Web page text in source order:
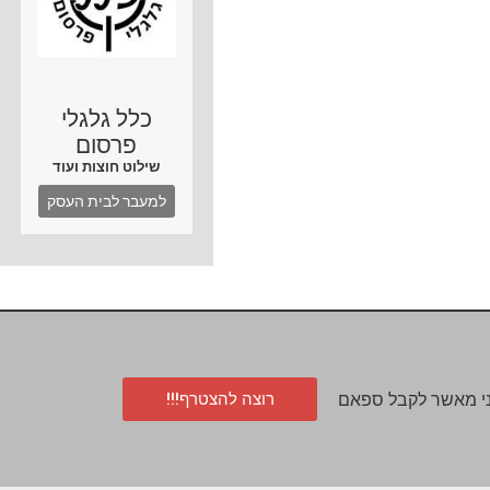
כלל גלגלי
פרסום
שילוט חוצות ועוד
למעבר לבית העסק
מאשר לקבל ספאם רוצה להצטרף!!!